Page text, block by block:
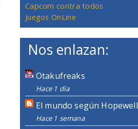
Capcom contra todos
Juegos OnLine
Nos enlazan:
Otakufreaks
Hace 1 día
El mundo según Hopewell
Hace 1 semana